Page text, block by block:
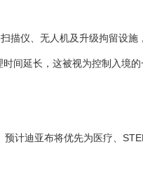
描仪、无人机及升级拘留设施
间延长，这被视为控制入境
计迪亚布将优先为医疗、